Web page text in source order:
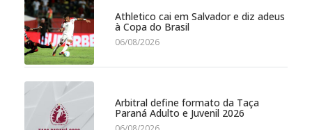
Athletico cai em Salvador e diz adeus
à Copa do Brasil
06/08/2026
Arbitral define formato da Taça
Paraná Adulto e Juvenil 2026